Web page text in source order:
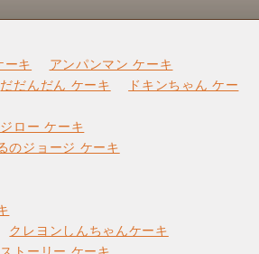
ーキ
アンパンマン ケーキ
だだんだん ケーキ
ドキンちゃん ケー
ロー ケーキ
のジョージ ケーキ
クレヨンしんちゃんケーキ
ストーリー ケーキ